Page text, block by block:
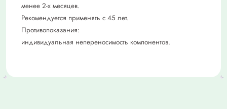
менее 2-х месяцев.
Рекомендуется применять с 45 лет.
Противопоказания:
индивидуальная непереносимость компонентов.